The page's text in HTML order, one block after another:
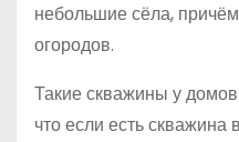
небольшие сёла,
огородов.
Такие скважины у
что если есть скважина